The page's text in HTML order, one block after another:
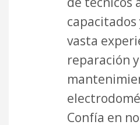
capacitados
vasta
reparación y
Confía en